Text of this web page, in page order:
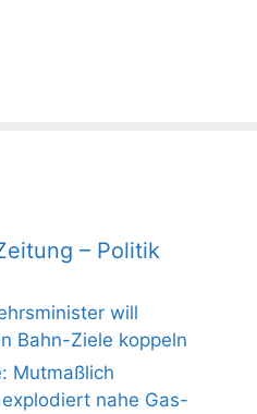
– Politik
will
Bahn-Ziele koppeln
Mutmaßlich
nahe Gas-